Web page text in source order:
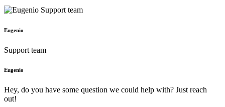
Eugenio
Support team
Eugenio
Hey, do you have some question we could help with? Just reach
out!